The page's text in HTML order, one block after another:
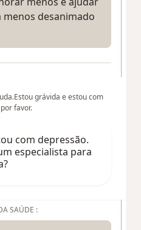
menos desanimado
grávida e estou com
favor.
com depressão.
especialista para
SAÚDE :